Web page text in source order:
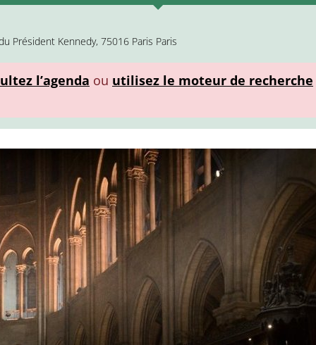
Président Kennedy, 75016 Paris Paris
l’agenda ou utilisez le moteur de recherche